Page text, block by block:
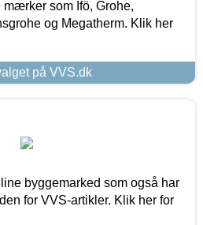
som Ifö, Grohe,
og Megatherm. Klik her
på VVS.dk
byggemarked som også har
for VVS-artikler. Klik her for